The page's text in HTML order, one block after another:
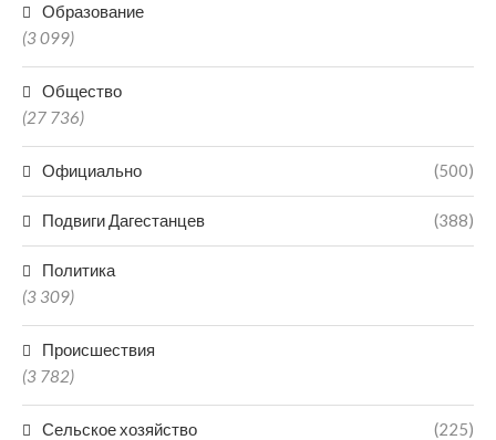
Образование
(3 099)
Общество
(27 736)
Официально (500)
Подвиги Дагестанцев (388)
Политика
(3 309)
Происшествия
(3 782)
Сельское хозяйство (225)